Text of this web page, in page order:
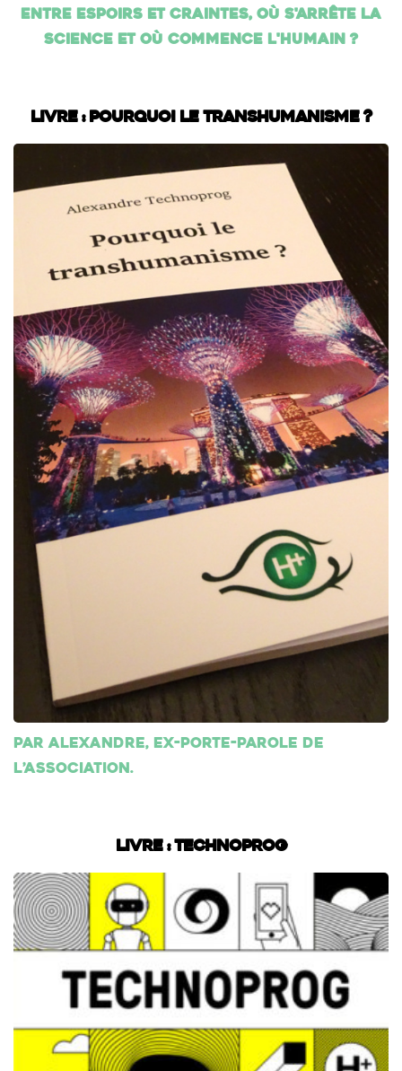
entre espoirs et craintes, où s'arrête la
science et où commence l'humain ?
Livre : Pourquoi le transhumanisme ?
Par Alexandre, ex-porte-parole de
l’association.
Livre : Technoprog